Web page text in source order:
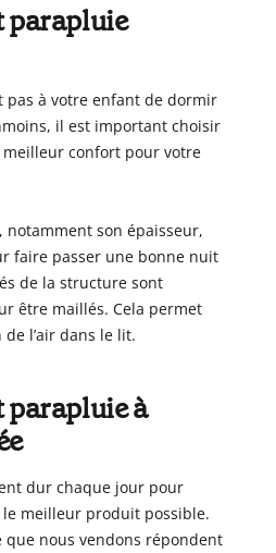
pas à votre enfant de dormir
il est important choisir
confort pour votre
notamment son épaisseur,
faire passer une bonne nuit
de la structure sont
être maillés. Cela permet
l’air dans le lit.
à
dur chaque jour pour
meilleur produit possible.
nous vendons répondent